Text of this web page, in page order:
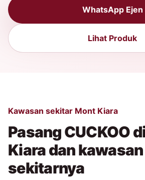
WhatsApp Ejen
Lihat Produk
Kawasan sekitar Mont Kiara
Pasang CUCKOO
Kiara dan kawasan
sekitarnya